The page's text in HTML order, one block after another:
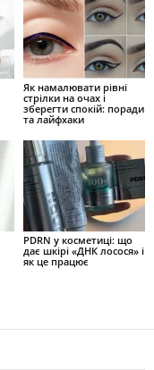
Як намалювати рівні
стрілки на очах і
зберегти спокій: поради
та лайфхаки
PDRN у косметиці: що
дає шкірі «ДНК лосося» і
як це працює